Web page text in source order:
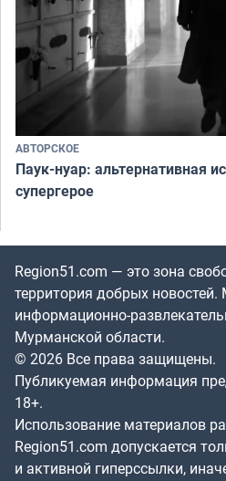
АВТОРСКОЕ
Паук-нуар: альтернативная
супергерое
Region51.com — это зона
территория добрых
информационно-
Мурманской области.
© 2026 Все права защищены.
Публикуемая информация
18+.
Использование материалов
Region51.com допускается
и активной гиперссылки,